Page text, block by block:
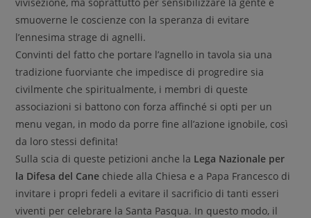
smuoverne le coscienze con la speranza di evitare
l’ennesima strage di agnelli.
Convinti del fatto che portare l’agnello in tavola sia una
tradizione fuorviante che impedisce di progredire sia
civilmente che spiritualmente, i membri di queste
associazioni si battono con forza affinché si opti per un
menu vegan, in modo da porre fine all’azione ignobile, così
da loro stessi definita!
Sulla scia di queste petizioni anche la Lega Nazionale per
la Difesa del Cane chiede alla Chiesa e a Papa Francesco di
invitare i propri fedeli a evitare il sacrificio di tanti esseri
viventi per celebrare la Santa Pasqua. In questo modo, il